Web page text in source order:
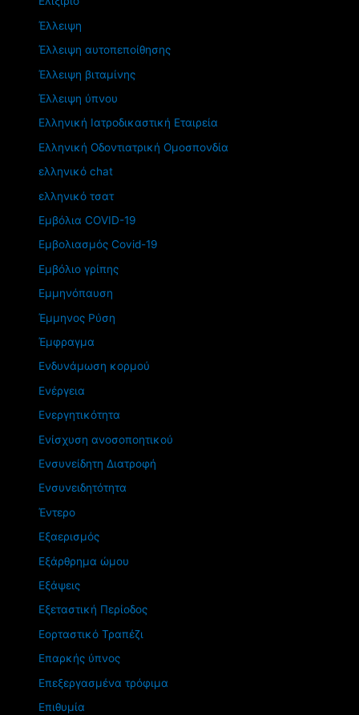
Έλλειψη
Έλλειψη αυτοπεποίθησης
Έλλειψη βιταμίνης
Έλλειψη ύπνου
Ελληνική Ιατροδικαστική Εταιρεία
Ελληνική Οδοντιατρική Ομοσπονδία
ελληνικό chat
ελληνικό τσατ
Εμβόλια COVID-19
Εμβολιασμός Covid-19
Εμβόλιο γρίπης
Εμμηνόπαυση
Έμμηνος Ρύση
Έμφραγμα
Ενδυνάμωση κορμού
Ενέργεια
Ενεργητικότητα
Ενίσχυση ανοσοποητικού
Ενσυνείδητη Διατροφή
Ενσυνειδητότητα
Έντερο
Εξαερισμός
Εξάρθρημα ώμου
Εξάψεις
Εξεταστική Περίοδος
Εορταστικό Τραπέζι
Επαρκής ύπνος
Επεξεργασμένα τρόφιμα
Επιθυμία